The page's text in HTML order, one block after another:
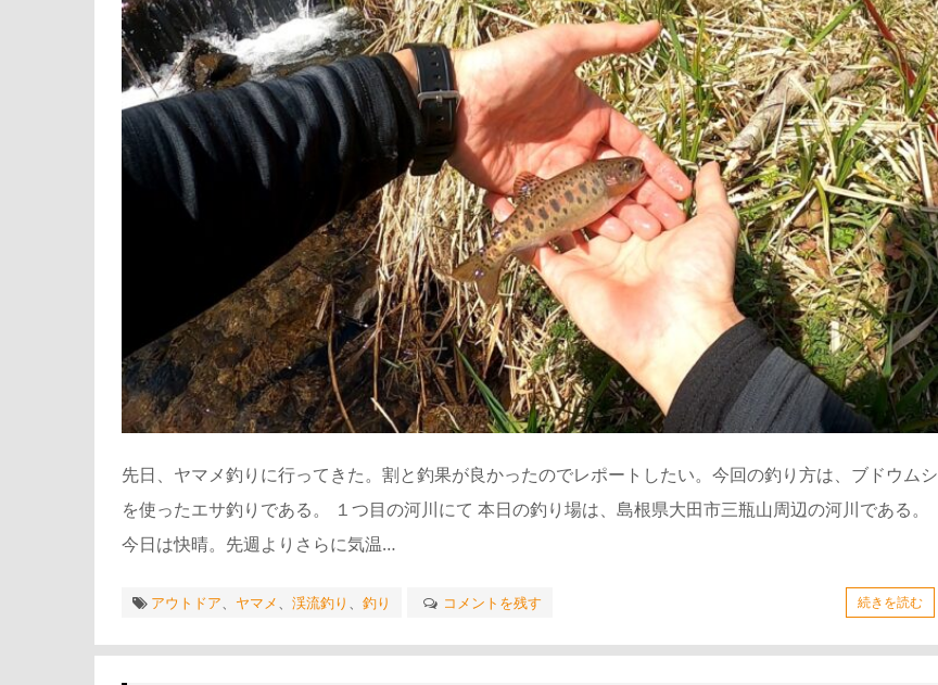
先日、ヤマメ釣りに行ってきた。割と釣果が良かったのでレポートしたい。今回の釣り方は、ブドウムシ
を使ったエサ釣りである。 １つ目の河川にて 本日の釣り場は、島根県大田市三瓶山周辺の河川である。
今日は快晴。先週よりさらに気温…
アウトドア、 ヤマメ、 渓流釣り 、 釣り コメントを残す 続きを読む